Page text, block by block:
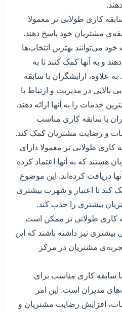
کاری طولانی تر معمولا
مشتریان خود پاسخ دهند.
می‌توانند بهترین انتخاب‌ها
و به آنها کمک کنند تا به
علاوه، ارایشگران با سابقه
بالایی در مدیریت و ارتباط با
خدمات را به آنها ارائه دهند.
با سابقه کاری مناسب
و رضایت مشتریان کمک کند.
کاری طولانی تر معمولا دارای
هستند که به آنها اعتماد کرده
دریافت کرده‌اند. این موضوع
کند تا اعتبار و شهرت بیشتری
بیشتری را جذب کند.
کاری طولانی تر ممکن است
بیشتری نیز داشته باشند که این
مشتریان در مرکز
با سابقه کاری مناسب برای
مدیران است. این امر
افزایش رضایت مشتریان و